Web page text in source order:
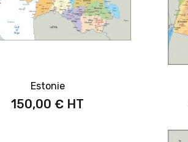
Estonie
150,00 €